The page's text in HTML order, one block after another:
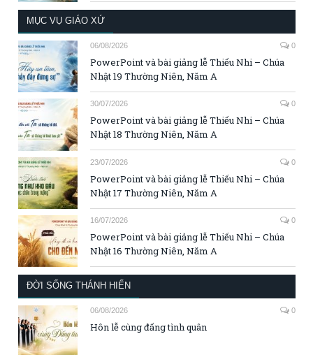
MỤC VỤ GIÁO XỨ
06/08/2026 0
PowerPoint và bài giảng lễ Thiếu Nhi – Chúa
Nhật 19 Thường Niên, Năm A
30/07/2026 0
PowerPoint và bài giảng lễ Thiếu Nhi – Chúa
Nhật 18 Thường Niên, Năm A
23/07/2026 0
PowerPoint và bài giảng lễ Thiếu Nhi – Chúa
Nhật 17 Thường Niên, Năm A
16/07/2026 0
PowerPoint và bài giảng lễ Thiếu Nhi – Chúa
Nhật 16 Thường Niên, Năm A
ĐỜI SỐNG THÁNH HIẾN
06/08/2026 0
Hôn lễ cùng đấng tình quân